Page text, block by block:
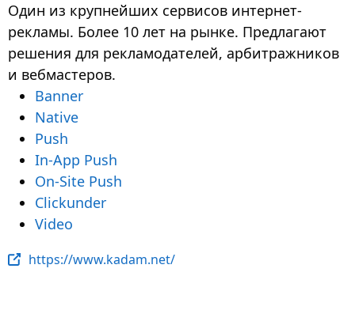
Один из крупнейших сервисов интернет-
рекламы. Более 10 лет на рынке. Предлагают
решения для рекламодателей, арбитражников
и вебмастеров.
Banner
Native
Push
In-App Push
On-Site Push
Clickunder
Video
https://www.kadam.net/